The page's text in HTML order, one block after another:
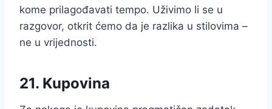
kome prilagođavati tempo. Uživimo li se u
razgovor, otkrit ćemo da je razlika u stilovima –
ne u vrijednosti.
21. Kupovina